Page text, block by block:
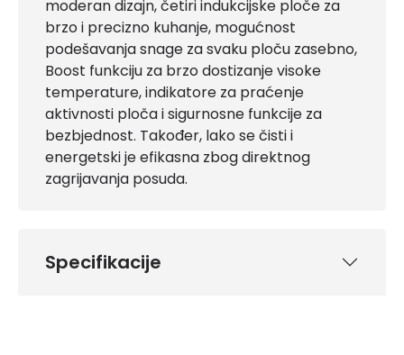
moderan dizajn, četiri indukcijske ploče za
brzo i precizno kuhanje, mogućnost
podešavanja snage za svaku ploču zasebno,
Boost funkciju za brzo dostizanje visoke
temperature, indikatore za praćenje
aktivnosti ploča i sigurnosne funkcije za
bezbjednost. Također, lako se čisti i
energetski je efikasna zbog direktnog
zagrijavanja posuda.
Specifikacije